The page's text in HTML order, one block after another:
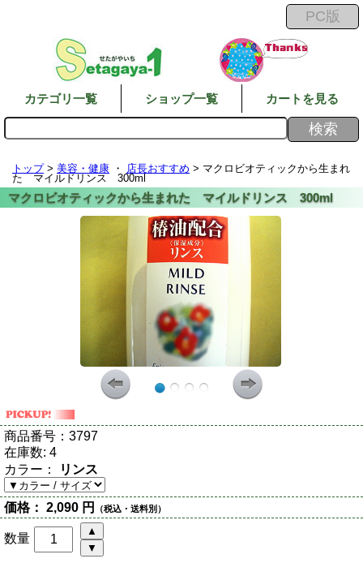
カテゴリ一覧 ショップ一覧 カートを見る
トップ> 美容・健康 ・ 店長おすすめ > マクロビオティックから生まれ
た マイルドリンス 300ml
商品番号： 3797
在庫数: 4
カラー： リンス
価格： 2,090 円 （税込・送料別）
数量